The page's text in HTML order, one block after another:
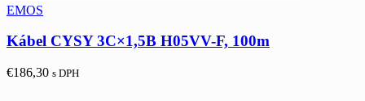
EMOS
Kábel CYSY 3C×1,5B H05VV-F, 100m
€186,30 s DPH